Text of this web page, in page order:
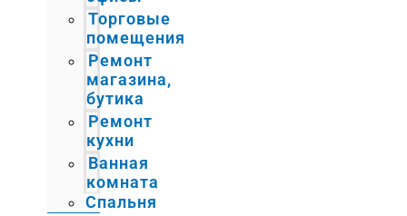
Торговые
помещения
Ремонт
магазина,
бутика
Ремонт
кухни
Ванная
комната
Спальня